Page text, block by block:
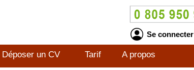
Se connecter
Déposer un CV Tarif A propos